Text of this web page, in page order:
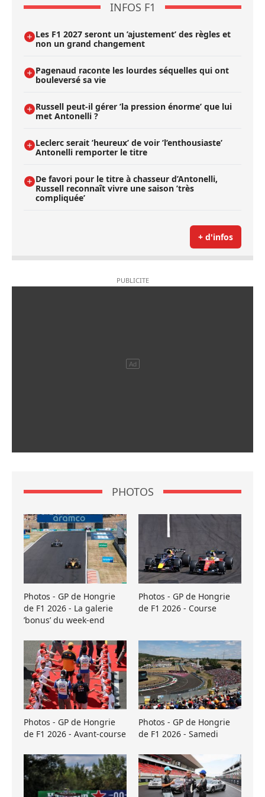
INFOS F1
Les F1 2027 seront un ’ajustement’ des règles et
non un grand changement
Pagenaud raconte les lourdes séquelles qui ont
bouleversé sa vie
Russell peut-il gérer ’la pression énorme’ que lui
met Antonelli ?
Leclerc serait ’heureux’ de voir ’l’enthousiaste’
Antonelli remporter le titre
De favori pour le titre à chasseur d’Antonelli,
Russell reconnaît vivre une saison ’très
compliquée’
+ d'infos
PHOTOS
Photos - GP de Hongrie
de F1 2026 - La galerie
’bonus’ du week-end
Photos - GP de Hongrie
de F1 2026 - Course
Photos - GP de Hongrie
de F1 2026 - Avant-course
Photos - GP de Hongrie
de F1 2026 - Samedi